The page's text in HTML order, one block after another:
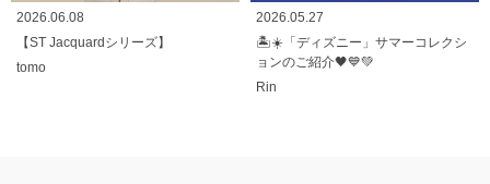
2026.06.08
【ST Jacquardシリーズ】
tomo
2026.05.27
🏝️☀️「ディズニー」サマーコレクシ
ョンのご紹介🖤💙💚
Rin